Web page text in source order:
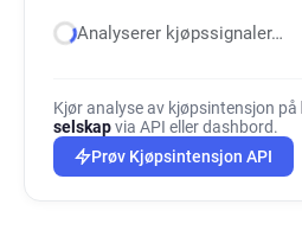
Analyserer kjøpssignaler…
Kjør analyse av kjøpsintensjon på
selskapvia API eller dashbord.
Prøv Kjøpsintensjon API